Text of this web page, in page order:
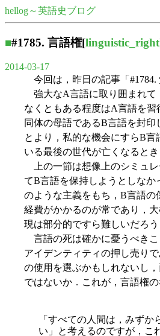
hellog～英語史ブログ
■#1785. 言語権[linguistic_right
2014-03-17
今回は，昨日の記事「#1784.
強大なA言語に取り囲まれて
なくともある程度はA言語を
同体の母語であるB言語を封
とより，私的な機会にすらB
いる最後の世代が亡くなると
上の一節は想像上のシミュレ
てB言語を保持しようとしな
のような主義をもち，B言語
経費がかかるのが常であり，
現は部分的ですら難しいだろう
言語の死は確かに憂うべきこ
アイデンティティの押し売り
の使用を選ぶかもしれないし
ではないか．これが，言語権
「すべての人間は，みず
い」と考えるのですが，こ